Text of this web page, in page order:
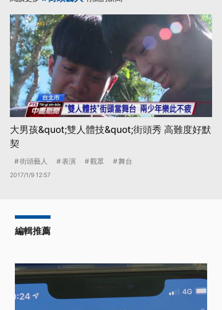
大男孩&quot;雙人體技&quot;街頭秀 高難度好默
契
街頭藝人 表演 觀眾 舞台
2017/1/9 12:57
編輯推薦